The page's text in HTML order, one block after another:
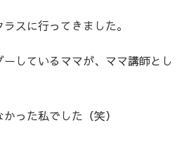
スに行ってきました。
しているママが、ママ講師とし
った私でした（笑）